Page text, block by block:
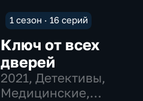
1 сезон · 16 серий
Ключ от всех
дверей
2021, Детективы,
Медицинские,